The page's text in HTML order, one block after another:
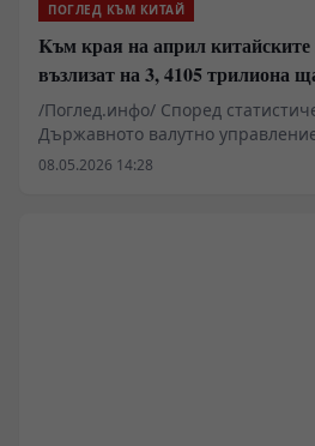
ПОГЛЕД КЪМ КИТАЙ
Kъм края на април китайските
възлизат на 3, 4105 трилиона
/Поглед.инфо/ Според
Държавното валутно
2026 г. мащабът на китайските
08.05.2026 14:28